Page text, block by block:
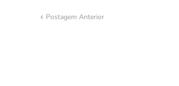
Postagem Anterior